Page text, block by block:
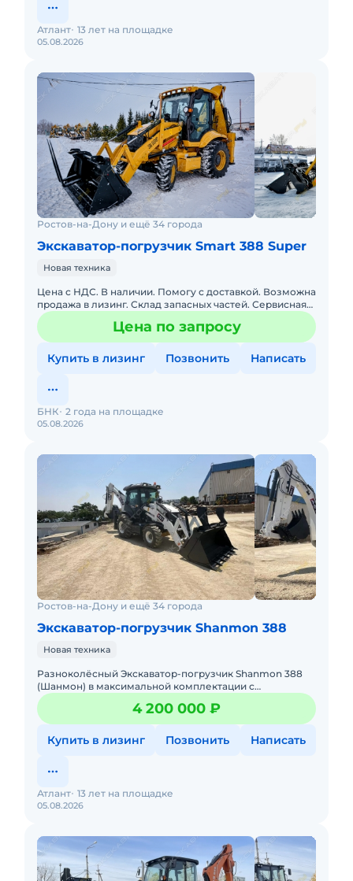
05.08.2026
Атлант 13 лет на площадке
Ростов-на-Дону и ещё 34 города
Экскаватор-погрузчик Smart 388 Super
Новая техника
Цена с НДС. В наличии. Помогу с доставкой. Возможна
продажа в лизинг. Склад запасных частей. Сервисная
горячая линия. Доставка по РФ. Подбор комплектации.
Полна
Цена по запросу
Купить в лизинг Позвонить Написать
05.08.2026
БНК 2 года на площадке
Ростов-на-Дону и ещё 34 города
Экскаватор-погрузчик Shanmon 388
Новая техника
Разноколёсный Экскаватор-погрузчик Shanmon 388
(Шанмон) в максимальной комплектации с
Телескопической стрелой, усиленными мостами,
ковшом 4в1 и 6в1 ЭКСКАВАТОР-
4 200 000 ₽
Купить в лизинг Позвонить Написать
05.08.2026
Атлант 13 лет на площадке